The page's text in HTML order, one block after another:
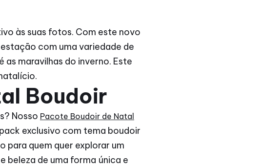
às suas fotos. Com este novo
com uma variedade de
maravilhas do inverno. Este
Boudoir
Nosso Pacote Boudoir de Natal
exclusivo com tema boudoir
para quem quer explorar um
beleza de uma forma única e